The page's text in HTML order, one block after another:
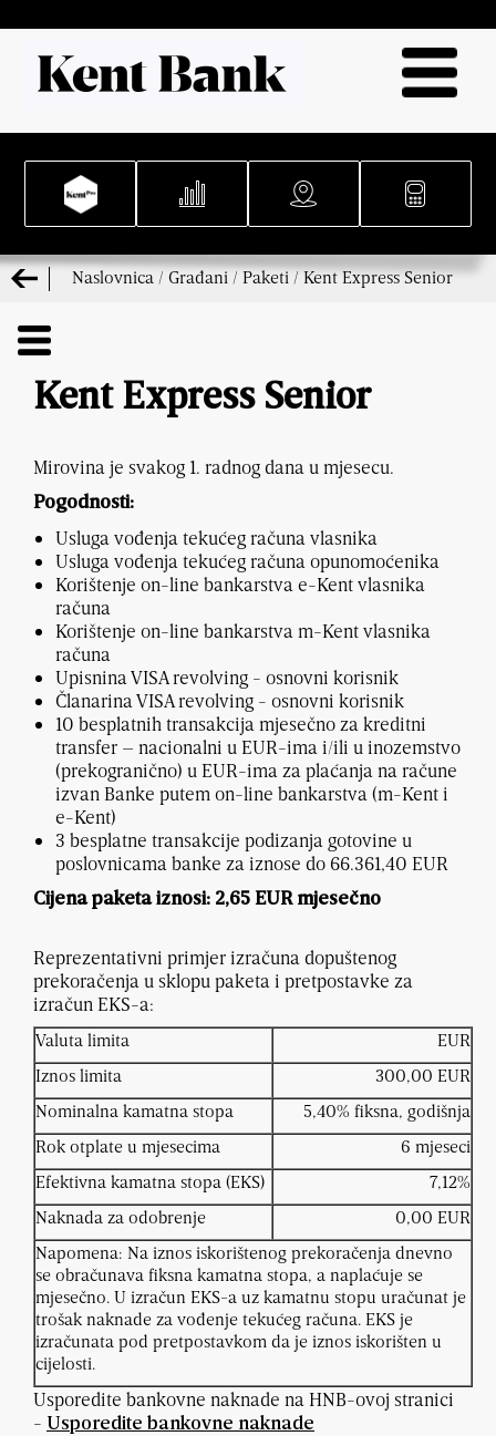
Naslovnica / Građani / Paketi / Kent Express Senior
Kent Express Senior
Mirovina je svakog 1. radnog dana u mjesecu.
Pogodnosti:
Usluga vođenja tekućeg računa vlasnika
Usluga vođenja tekućeg računa opunomoćenika
Korištenje on-line bankarstva e-Kent vlasnika
računa
Korištenje on-line bankarstva m-Kent vlasnika
računa
Upisnina VISA revolving - osnovni korisnik
Članarina VISA revolving - osnovni korisnik
10 besplatnih transakcija mjesečno za kreditni
transfer – nacionalni u EUR-ima i/ili u inozemstvo
(prekogranično) u EUR-ima za plaćanja na račune
izvan Banke putem on-line bankarstva (m-Kent i
e-Kent)
3 besplatne transakcije podizanja gotovine u
poslovnicama banke za iznose do 66.361,40 EUR
Cijena paketa iznosi: 2,65 EUR mjesečno
Reprezentativni primjer izračuna dopuštenog
prekoračenja u sklopu paketa i pretpostavke za
izračun EKS-a:
Valuta limita
EUR
Iznos limita
300,00 EUR
Nominalna kamatna stopa
5,40% fiksna, godišnja
Rok otplate u mjesecima
6 mjeseci
Efektivna kamatna stopa (EKS)
7,12%
Naknada za odobrenje
0,00 EUR
Napomena: Na iznos iskorištenog prekoračenja dnevno
se obračunava fiksna kamatna stopa, a naplaćuje se
mjesečno. U izračun EKS-a uz kamatnu stopu uračunat je
trošak naknade za vođenje tekućeg računa. EKS je
izračunata pod pretpostavkom da je iznos iskorišten u
cijelosti.
Usporedite bankovne naknade na HNB-ovoj stranici
- Usporedite bankovne naknade